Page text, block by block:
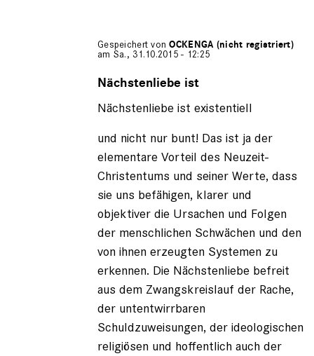
Gespeichert vonOCKENGA (nicht registriert)
am Sa., 31.10.2015 - 12:25
auf
Iwan
Schre…
(nicht
registriert)
Nächstenliebe ist
Nächstenliebe ist existentiell
und nicht nur bunt! Das ist ja der
elementare Vorteil des Neuzeit-
Christentums und seiner Werte, dass
sie uns befähigen, klarer und
objektiver die Ursachen und Folgen
der menschlichen Schwächen und den
von ihnen erzeugten Systemen zu
erkennen. Die Nächstenliebe befreit
aus dem Zwangskreislauf der Rache,
der untentwirrbaren
Schuldzuweisungen, der ideologischen
religiösen und hoffentlich auch der